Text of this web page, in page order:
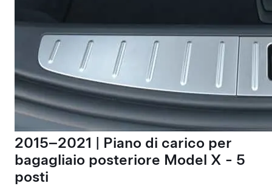
2015–2021 | Piano di carico per
bagagliaio posteriore Model X - 5
posti